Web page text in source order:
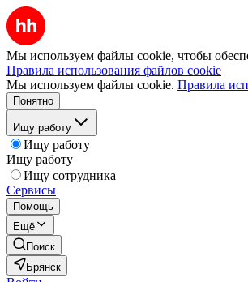
Мы используем файлы cookie, чтобы
Правила использования файлов cookie
Мы используем файлы cookie. Правила
Понятно
Ищу работу
Ищу работу
Ищу работу
Ищу сотрудника
Сервисы
Помощь
Ещё
Поиск
Брянск